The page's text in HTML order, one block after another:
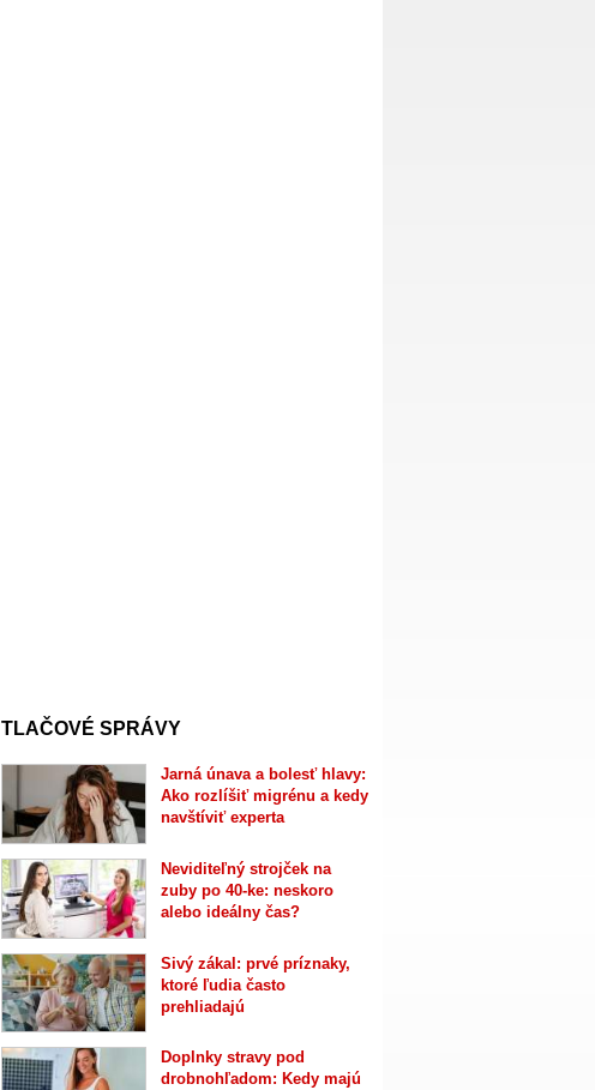
TLAČOVÉ SPRÁVY
Jarná únava a bolesť hlavy:
Ako rozlíšiť migrénu a kedy
navštíviť experta
Neviditeľný strojček na
zuby po 40-ke: neskoro
alebo ideálny čas?
Sivý zákal: prvé príznaky,
ktoré ľudia často
prehliadajú
Doplnky stravy pod
drobnohľadom: Kedy majú